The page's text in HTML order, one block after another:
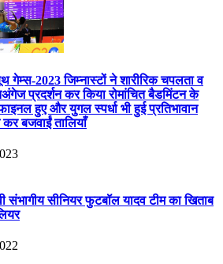
गेम्स-2023 जिम्नास्टों ने शारीरिक चपलता व
प्रदर्शन कर किया रोमांचित बैडमिंटन के
हुए और युगल स्पर्धा भी हुई प्रतिभावान
बजवाईं तालियाँ
संभागीय सीनियर फुटबॉल यादव टीम का खिताब